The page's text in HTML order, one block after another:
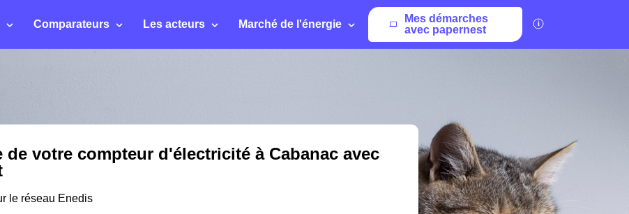
Comparateurs Les acteurs Marché de l'énergie
Mes démarches
avec papernest